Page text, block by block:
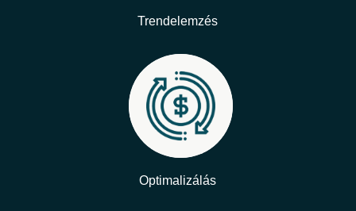
Trendelemzés
Optimalizálás